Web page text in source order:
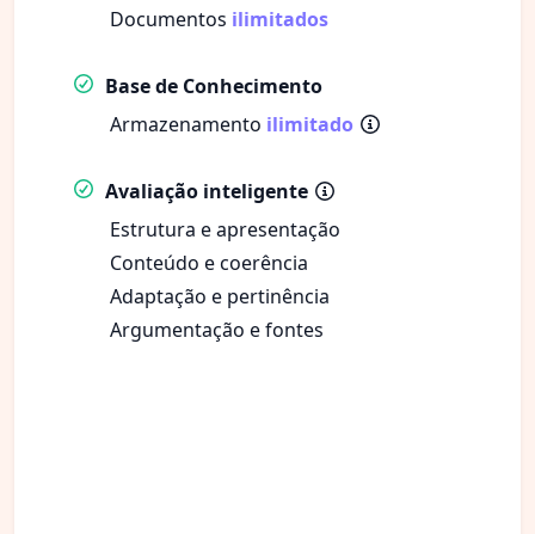
Documentos ilimitados
Base de Conhecimento
Armazenamento ilimitado
Avaliação inteligente
Estrutura e apresentação
Conteúdo e coerência
Adaptação e pertinência
Argumentação e fontes